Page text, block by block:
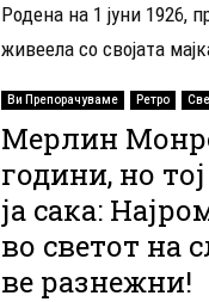
Родена на 1 јуни 1926,
живеела со својата
Ви Препорачуваме Ретро
Мерлин
години, но
ја сака:
во светот на
ве разнежни!